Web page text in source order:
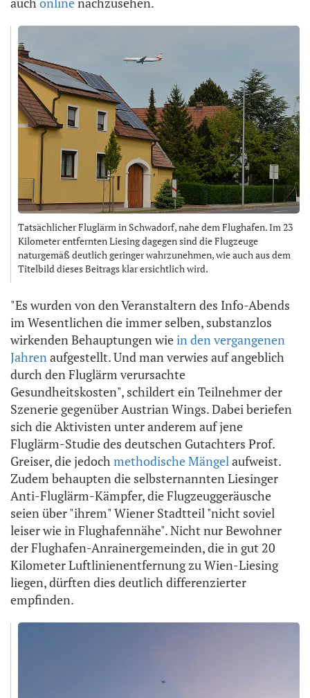
Tatsächlicher Fluglärm in Schwadorf, nahe dem Flughafen. Im 23
Kilometer entfernten Liesing dagegen sind die Flugzeuge
naturgemäß deutlich geringer wahrzunehmen, wie auch aus dem
Titelbild dieses Beitrags klar ersichtlich wird.
"Es wurden von den Veranstaltern des Info-Abends
im Wesentlichen die immer selben, substanzlos
wirkenden Behauptungen wiein den vergangenen
Jahrenaufgestellt. Und man verwies auf angeblich
durch den Fluglärm verursachte
Gesundheitskosten", schildert ein Teilnehmer der
Szenerie gegenüber Austrian Wings. Dabei beriefen
sich die Aktivisten unter anderem auf jene
Fluglärm-Studie des deutschen Gutachters Prof.
Greiser, die jedochmethodische Mängelaufweist.
Zudem behaupten die selbsternannten Liesinger
Anti-Fluglärm-Kämpfer, die Flugzeuggeräusche
seien über "ihrem" Wiener Stadtteil "nicht soviel
leiser wie in Flughafennähe". Nicht nur Bewohner
der Flughafen-Anrainergemeinden, die in gut 20
Kilometer Luftlinienentfernung zu Wien-Liesing
liegen, dürften dies deutlich differenzierter
empfinden.